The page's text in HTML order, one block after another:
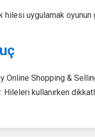
hilesi uygulamak oyunun
Online Shopping &
kullanırken